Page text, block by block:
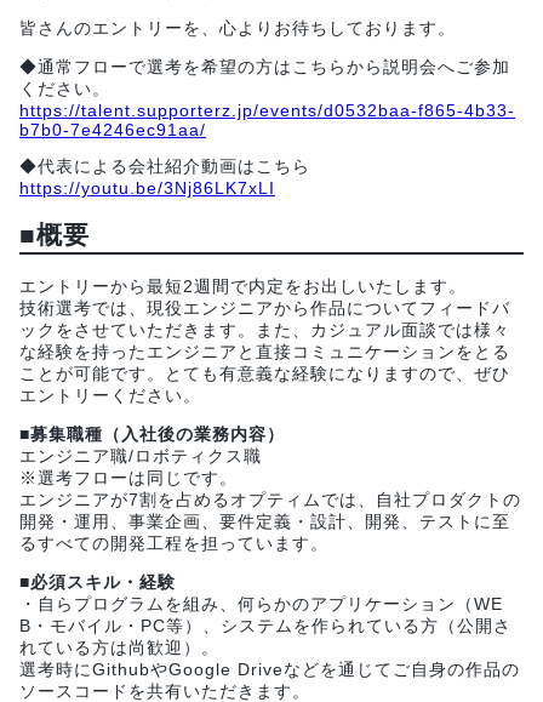
皆さんのエントリーを、心よりお待ちしております。
◆通常フローで選考を希望の方はこちらから説明会へご参加
ください。
https://talent.supporterz.jp/events/d0532baa-f865-4b33-
b7b0-7e4246ec91aa/
◆代表による会社紹介動画はこちら
https://youtu.be/3Nj86LK7xLI
■概要
エントリーから最短2週間で内定をお出しいたします。
技術選考では、現役エンジニアから作品についてフィードバ
ックをさせていただきます。また、カジュアル面談では様々
な経験を持ったエンジニアと直接コミュニケーションをとる
ことが可能です。とても有意義な経験になりますので、ぜひ
エントリーください。
■募集職種（入社後の業務内容）
エンジニア職/ロボティクス職
※選考フローは同じです。
エンジニアが7割を占めるオプティムでは、自社プロダクトの
開発・運用、事業企画、要件定義・設計、開発、テストに至
るすべての開発工程を担っています。
■必須スキル・経験
・自らプログラムを組み、何らかのアプリケーション（WE
B・モバイル・PC等）、システムを作られている方（公開さ
れている方は尚歓迎）。
選考時にGithubやGoogle Driveなどを通じてご自身の作品の
ソースコードを共有いただきます。